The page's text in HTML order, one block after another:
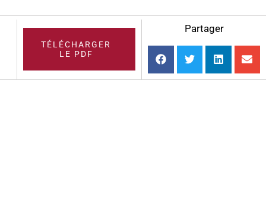
TÉLÉCHARGER
LE PDF
Partager